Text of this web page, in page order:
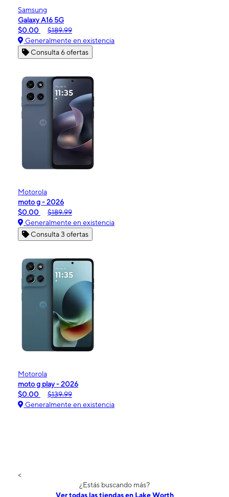
Samsung
Galaxy A16 5G
$0.00
$189.99
Generalmente en existencia
Consulta 6 ofertas
Motorola
moto g - 2026
$0.00
$189.99
Generalmente en existencia
Consulta 3 ofertas
Motorola
moto g play - 2026
$0.00
$139.99
Generalmente en existencia
<
¿Estás buscando más?
Ver todas las tiendas en Lake Worth